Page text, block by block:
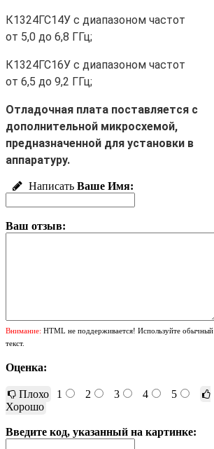
К1324ГС14У с диапазоном частот
от 5,0 до 6,8 ГГц;
К1324ГС16У с диапазоном частот
от 6,5 до 9,2 ГГц;
Отладочная плата поставляется с
дополнительной микросхемой,
предназначенной для установки в
аппаратуру.
Написать Ваше Имя:
Ваш отзыв:
Внимание: HTML не поддерживается! Используйте обычный
текст.
Оценка:
Плохо 1 2 3 4
5
Хорошо
Введите код, указанный на картинке: